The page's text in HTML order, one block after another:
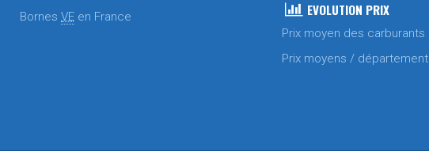
Bornes VE en France EVOLUTION PRIX
Prix moyen des carburants
Prix moyens / département